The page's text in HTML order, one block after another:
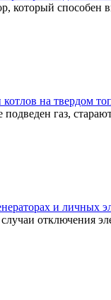
который способен
на твердом
газ,
и личных
отключения